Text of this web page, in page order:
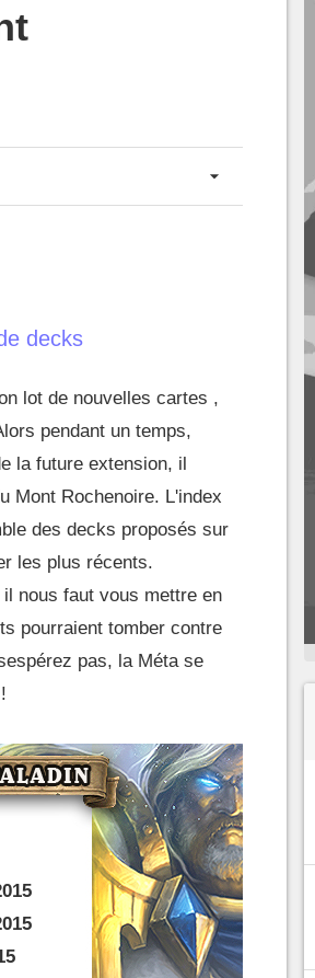
decks
lot de nouvelles cartes ,
pendant un temps,
la future extension, il
Mont Rochenoire. L'index
des decks proposés sur
les plus récents.
nous faut vous mettre en
pourraient tomber contre
pas, la Méta se